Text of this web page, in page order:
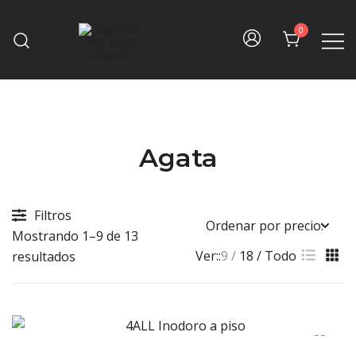
content
Baníssimo
Fine bath design
0
Agata
Filtros
Mostrando 1–9 de 13
resultados
Ver::9 18 Todo